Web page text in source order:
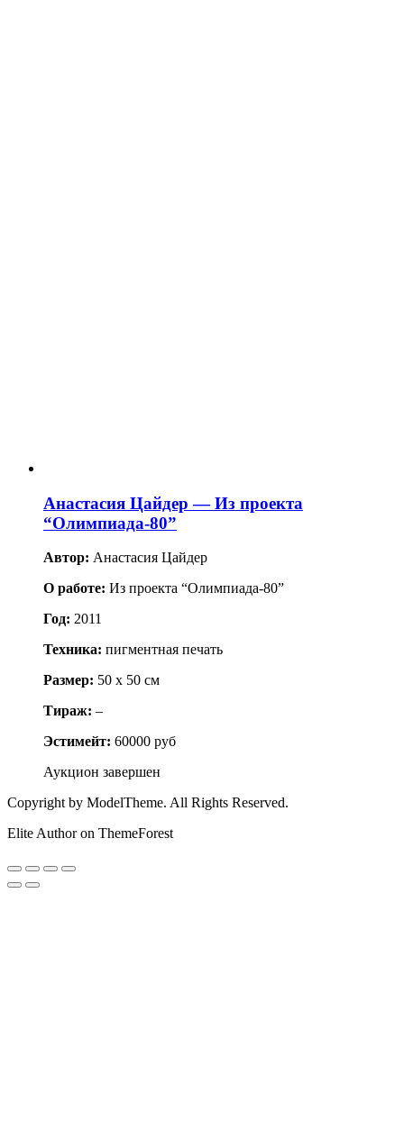
Анастасия Цайдер — Из проекта
“Олимпиада-80”
Автор: Анастасия Цайдер
О работе: Из проекта “Олимпиада-80”
Год: 2011
Техника: пигментная печать
Размер: 50 x 50 см
Тираж: –
Эстимейт: 60000 руб
Аукцион завершен
Copyright by ModelTheme. All Rights Reserved.
Elite Author on ThemeForest